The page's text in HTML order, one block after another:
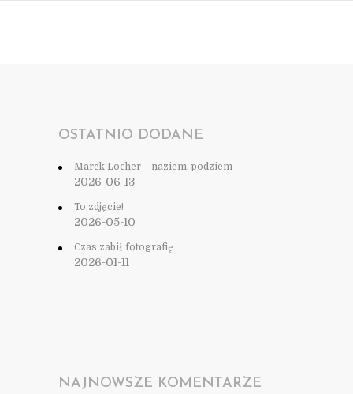
OSTATNIO DODANE
Marek Locher – naziem, podziem
2026-06-13
To zdjęcie!
2026-05-10
Czas zabił fotografię
2026-01-11
NAJNOWSZE KOMENTARZE